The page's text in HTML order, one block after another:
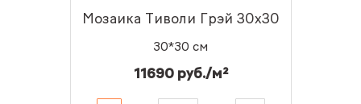
Мозаика Тиволи Грэй 30x30
30*30 см
11690 руб./м²